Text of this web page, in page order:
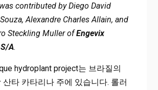
contributed by Diego David
Alexandre Charles Allain, and
Steckling Muller ofEngevix
A.
hydroplant project는 브라질의
산타 카타리나 주에 있습니다. 롤러